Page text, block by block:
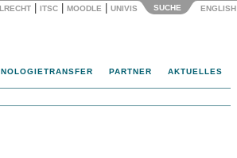
ITSC MOODLE UNIVIS SUCHE ENGLISH
PARTNER AKTUELLES